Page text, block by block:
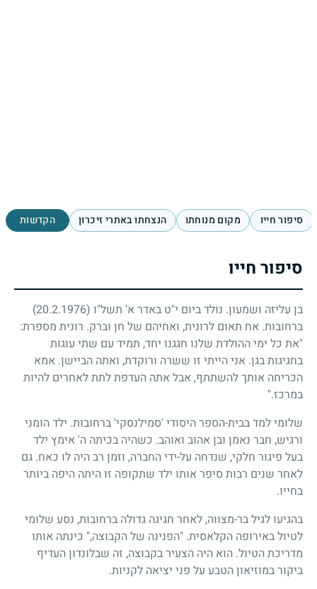
סיפור חייו מקום מנוחתו הנצחתו באתרי זיכרון הקדשות
סיפור חייו
בן עליזה ושמעון. נולד ביום י"ט באדר א' תשל"ו (20.2.1976)
ברחובות. אח תאום לרונית, ואחיהם של חן וברק. רונית מספרת:
"את כל ימי ההולדת שלנו חגגנו יחד, תמיד עם שתי עוגות
בחגיגות בגן. אני הייתי זו ששרה ורוקדת, ואתה הביישן. אמא
הכריחה אותך להשתתף, אבל אתה העדפת לתת לאחרים להיות
במרכז."
שלומי למד בבית-הספר היסודי 'סמילנסקי' ברחובות. ילד הומני
ורגיש, חבר נאמן ובן אהוב ואוהב. כשהיה בכיתה ה' אימץ ילד
בעל פיגור חלקי, שנדחה על-ידי החברה, וזמן רב היה לו כאח. גם
לאחר שנים רבות סיפר אותו ילד שתקופה זו היתה היפה ביותר
בחייו.
בהגיעו לגיל בר-מצווה, לאחר חגיגה גדולה ברחובות, נסע שלומי
לטיול באירופה הקלאסית. "הפנינה של הקבוצה," כינתה אותו
מדריכת הטיול. הוא היה הצעיר בקבוצה, זה שבלונדון העדיף
ביקור במוזיאון הטבע על פני יציאה לקניות.